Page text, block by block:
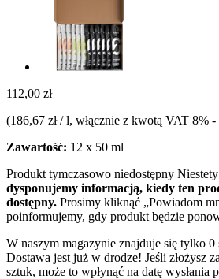
112,00 zł
(186,67 zł / l, włącznie z kwotą VAT 8% -
Zawartość: 12 x 50 ml
Produkt tymczasowo niedostępny
dysponujemy informacją, kiedy ten
dostępny. Prosimy kliknąć „Powiadom
poinformujemy, gdy produkt będzie
W naszym magazynie znajduje się tylko 0
Dostawa jest już w drodze! Jeśli złożysz
sztuk, może to wpłynąć na datę wysłania